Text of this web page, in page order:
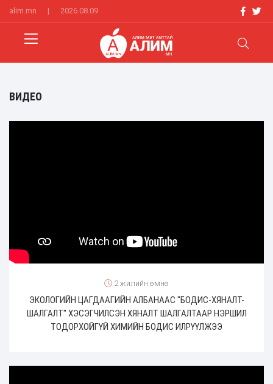
alim.mn | 2026.08.09
ВИДЕО
2 жилийн өмнө
ЭКОЛОГИЙН ЦАГДААГИЙН АЛБАНААС "БОДИС-ХЯНАЛТ-
ШАЛГАЛТ" ХЭСЭГЧИЛСЭН ХЯНАЛТ ШАЛГАЛТААР НЭРШИЛ
ТОДОРХОЙГҮЙ ХИМИЙН БОДИС ИЛРҮҮЛЖЭЭ